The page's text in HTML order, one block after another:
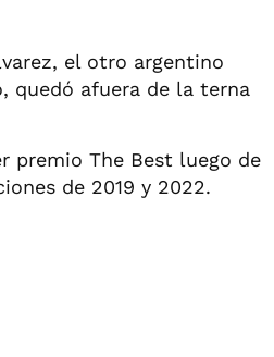
el otro argentino
quedó afuera de la terna
premio The Best luego de
de 2019 y 2022.